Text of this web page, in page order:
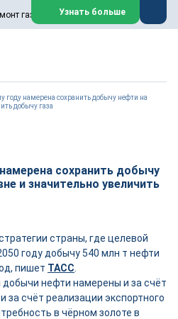
газовых паровых турбин
сервисом газовых и паровых
восстановлением,
оборудования ТЭС,
ИНН 7802588950
Узнать больше
году намерена сохранить добычу нефти на
добычу газа
сохранить добычу
и значительно увеличить
страны, где целевой
году добычу 540 млн т нефти
пишет ТАСС
нефти намерены и за счёт
за счёт реализации экспортного
в чёрном золоте в